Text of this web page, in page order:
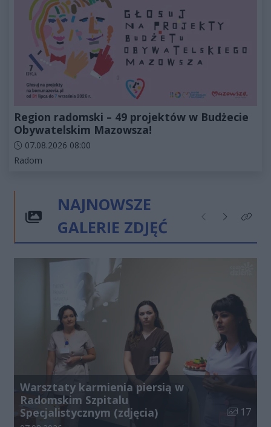
Region radomski – 49 projektów w Budżecie
Obywatelskim Mazowsza!
Data dodania artykułu:
07.08.2026 08:00
Kategorie artykułu:
Radom
NAJNOWSZE
GALERIE ZDJĘĆ
Poprzednie
NastępneKliknij
Warsztaty karmienia piersią w
Radomskim Szpitalu
Specjalistycznym (zdjęcia)
Liczba
17